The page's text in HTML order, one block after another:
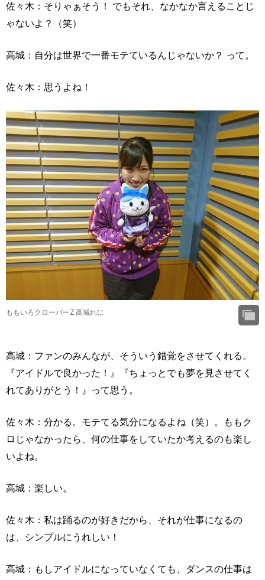
佐々木：そりゃぁそう！ でもそれ、なかなか言えることじ
ゃないよ？（笑）
高城：自分は世界で一番モテているんじゃないか？ って。
佐々木：思うよね！
ももいろクローバーZ 高城れに
高城：ファンのみんなが、そういう錯覚をさせてくれる。
『アイドルで良かった！』『ちょっとでも夢を見させてく
れてありがとう！』って思う。
佐々木：分かる。モテてる気分になるよね（笑）。ももク
ロじゃなかったら、何の仕事をしていたか考えるのも楽し
いよね。
高城：楽しい。
佐々木：私は踊るのが好きだから、それが仕事になるの
は、シンプルにうれしい！
高城：もしアイドルになっていなくても、ダンスの仕事は